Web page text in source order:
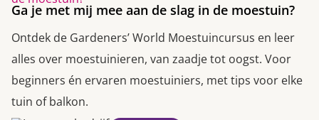
Ga je met mij mee aan de slag in de moestuin?
Ontdek de Gardeners’ World Moestuincursus en leer
alles over moestuinieren, van zaadje tot oogst. Voor
beginners én ervaren moestuiniers, met tips voor elke
tuin of balkon.